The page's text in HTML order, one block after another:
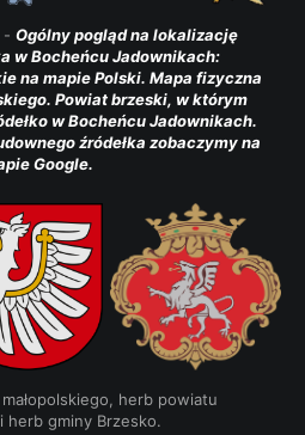
Ogólny pogląd na lokalizację
w Bocheńcu Jadownikach:
na mapie Polski. Mapa fizyczna
Powiat brzeski, w którym
w Bocheńcu Jadownikach.
źródełka zobaczymy na
Google.
herb powiatu
herb gminy Brzesko.